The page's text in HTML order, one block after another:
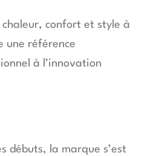
chaleur, confort et style à
une référence
à l’innovation
débuts, la marque s’est